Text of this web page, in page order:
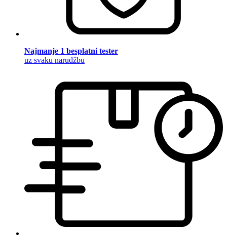
Najmanje 1 besplatni tester
uz svaku narudžbu